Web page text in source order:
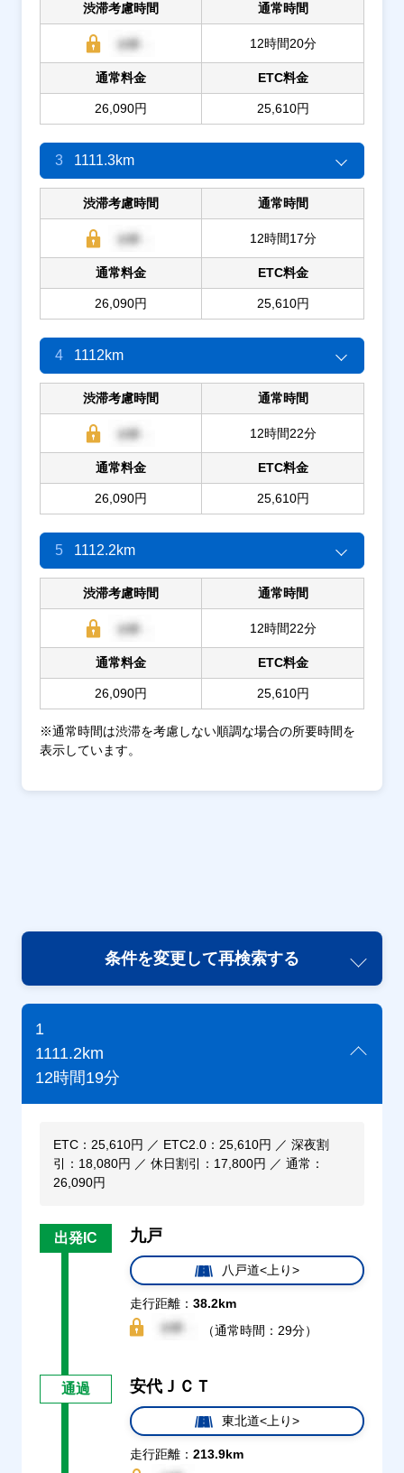
渋滞考慮時間 通常時間
12時間20分
通常料金
26,090円
ETC料金
25,610円
3 1111.3km
渋滞考慮時間 通常時間
12時間17分
通常料金
26,090円
ETC料金
25,610円
4 1112km
渋滞考慮時間 通常時間
12時間22分
通常料金
26,090円
ETC料金
25,610円
5 1112.2km
渋滞考慮時間 通常時間
12時間22分
通常料金
26,090円
ETC料金
25,610円
※通常時間は渋滞を考慮しない順調な場合の所要時間を
表示しています。
条件を変更して再検索する
1
1111.2km
12時間19分
ETC：25,610円 ／ ETC2.0：25,610円 ／ 深夜割
引：18,080円 ／ 休日割引：17,800円 ／ 通常：
26,090円
出発IC 九戸
八戸道<上り>
走行距離： 38.2km
（通常時間：29分）
通過 安代ＪＣＴ
東北道<上り>
走行距離： 213.9km